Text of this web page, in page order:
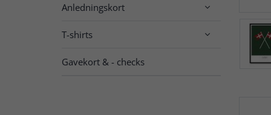
Anledningskort 
T-shirts 
Gavekort & - checks